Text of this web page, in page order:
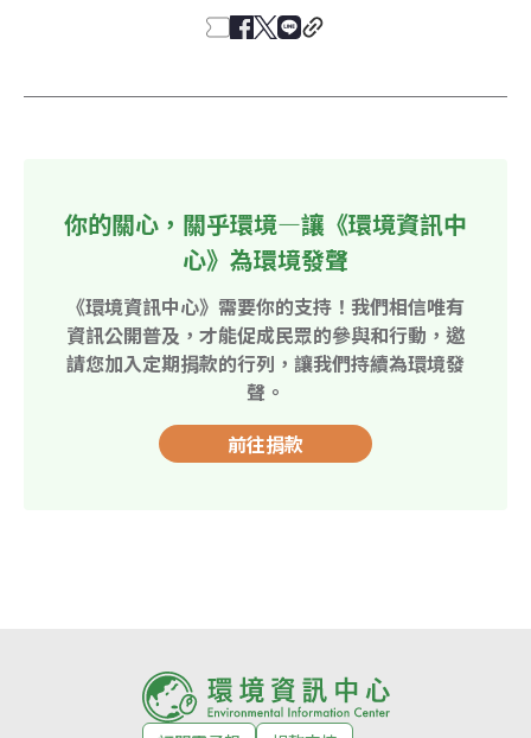
你的關心，關乎環境—讓《環境資訊中
心》為環境發聲
《環境資訊中心》需要你的支持！我們相信唯有
資訊公開普及，才能促成民眾的參與和行動，邀
請您加入定期捐款的行列，讓我們持續為環境發
聲。
前往捐款